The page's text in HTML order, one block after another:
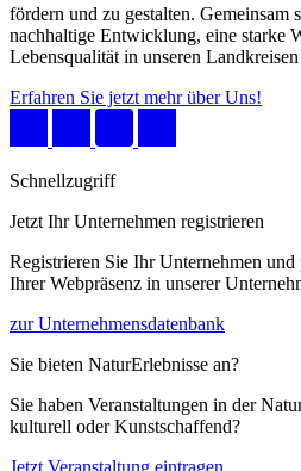
fördern und zu gestalten. Gemeinsam
nachhaltige Entwicklung, eine starke
Lebensqualität in unseren
Erfahren Sie jetzt mehr über Uns!
Schnellzugriff
Jetzt Ihr Unternehmen registrieren
Registrieren Sie Ihr Unternehmen
Ihrer Webpräsenz in unserer
zur Unternehmensdatenbank
Sie bieten NaturErlebnisse an?
Sie haben Veranstaltungen in der
kulturell oder Kunstschaffend?